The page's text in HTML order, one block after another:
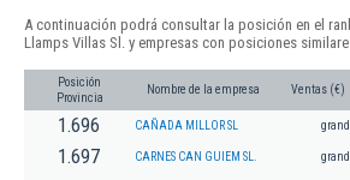
A continuación podrá consultar la posición en el
Llamps Villas Sl. y empresas con posiciones
Posición
Provincia
Nombre de la empresa Ventas (€)
1.696 CAÑADA MILLOR SL
1.697 CARNES CAN GUIEM SL.